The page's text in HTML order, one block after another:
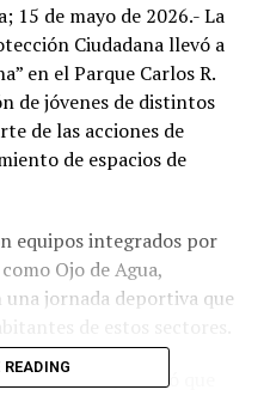
15 de mayo de 2026.- La
Ciudadana llevó a
en el Parque Carlos R.
de jóvenes de distintos
de las acciones de
de espacios de
equipos integrados por
Ojo de Agua,
una jornada deportiva que
González, señaló que